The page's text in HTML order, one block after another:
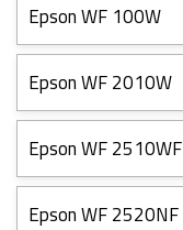
Epson WF 100W
Epson WF 2010W
Epson WF 2510WF
Epson WF 2520NF